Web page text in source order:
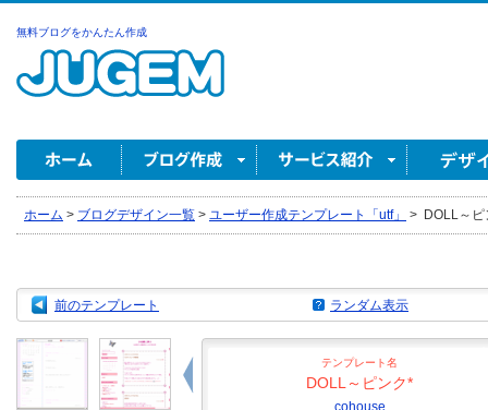
無料ブログをかんたん作成
ホーム > ブログデザイン一覧 > ユーザー作成テンプレート「utf」 > DOLL～
前のテンプレート ランダム表示
テンプレート名
DOLL～ピンク*
cohouse